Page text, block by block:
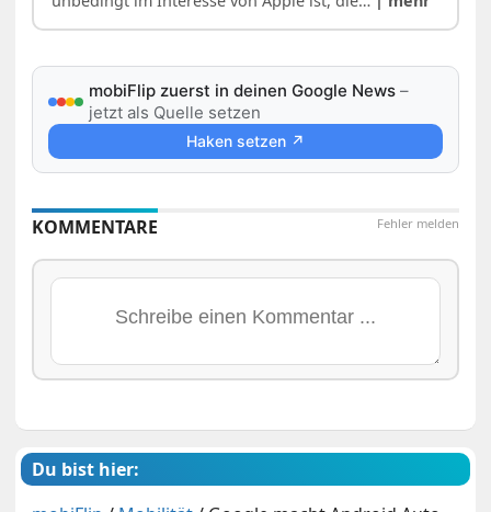
mobiFlip zuerst in deinen Google News –
jetzt als Quelle setzen
Haken setzen ↗
Fehler melden
KOMMENTARE
Du bist hier: